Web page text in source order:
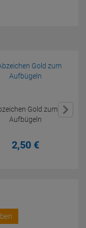
Gold zum
Aufbügeln
2,50 €